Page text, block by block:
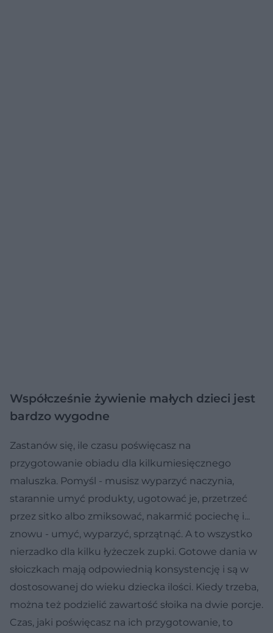
Współcześnie żywienie małych dzieci jest
bardzo wygodne
Zastanów się, ile czasu poświęcasz na
przygotowanie obiadu dla kilkumiesięcznego
maluszka. Pomyśl - musisz wyparzyć naczynia,
starannie umyć produkty, ugotować je, przetrzeć
przez sitko albo zmiksować, nakarmić pociechę i...
znowu - umyć, wyparzyć, sprzątnąć. A to wszystko
nierzadko dla kilku łyżeczek zupki. Gotowe dania w
słoiczkach mają odpowiednią konsystencję i są w
dostosowanej do wieku dziecka ilości. Kiedy trzeba,
można też podzielić zawartość słoika na dwie porcje.
Czas, jaki poświęcasz na ich przygotowanie, to